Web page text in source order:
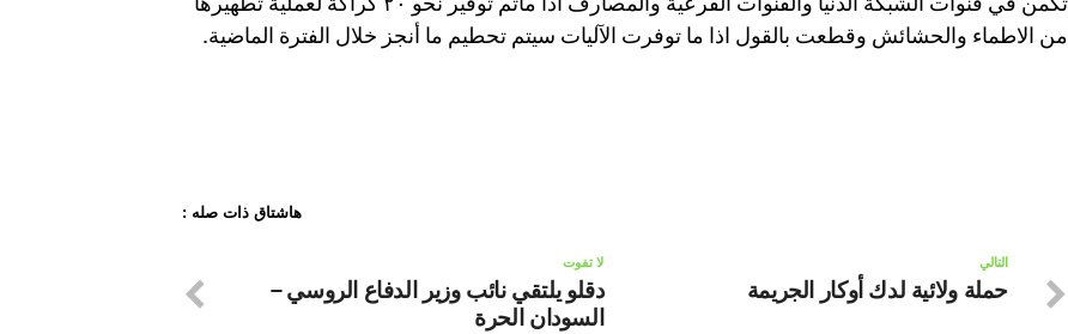
من الاطماء والحشائش وقطعت بالقول اذا ما توفرت الآليات سيتم تحطيم ما أنجز خلال الفترة الماضية.
هاشتاق ذات صله :
التالي
حملة ولائية لدك أوكار الجريمة
لا تفوت
دقلو يلتقي نائب وزير الدفاع الروسي –
السودان الحرة